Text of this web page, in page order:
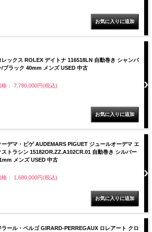
レックス ROLEX デイトナ 116518LN 自動巻き シャンパ
/ブラック 40mm メンズ USED 中古
格： 7,780,000円(税込)
ーデマ・ピゲ AUDEMARS PIGUET ジュールオーデマ エ
ストラシン 15182OR.ZZ.A102CR.01 自動巻き シルバー
メンズ USED 中古
格： 1,680,000円(税込)
ラール・ペルゴ GIRARD-PERREGAUX ロレアート クロ